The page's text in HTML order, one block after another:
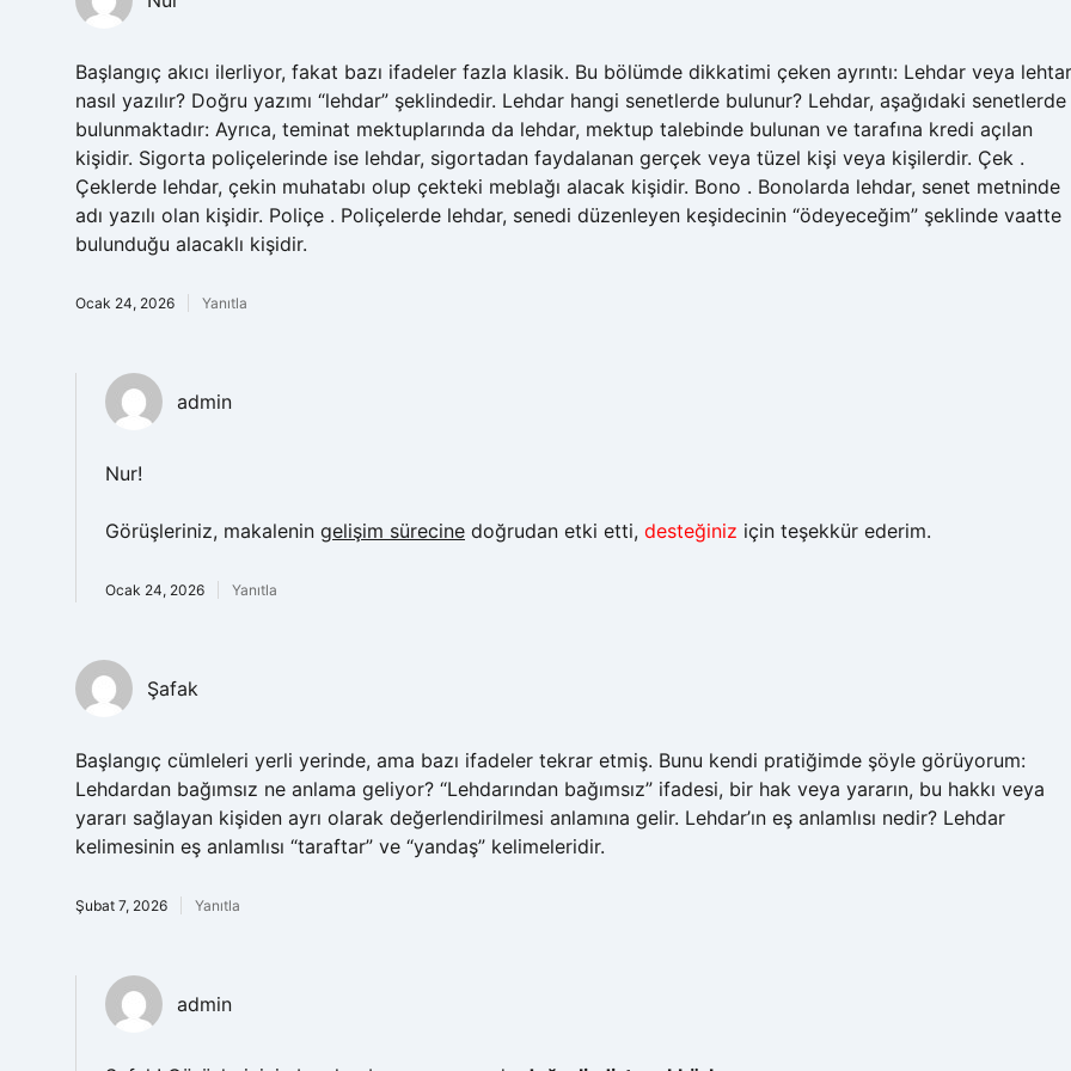
Başlangıç akıcı ilerliyor, fakat bazı ifadeler fazla klasik. Bu bölümde dikkatimi çeken ayrıntı: Lehdar veya lehtar
nasıl yazılır? Doğru yazımı “lehdar” şeklindedir. Lehdar hangi senetlerde bulunur? Lehdar, aşağıdaki senetlerde
bulunmaktadır: Ayrıca, teminat mektuplarında da lehdar, mektup talebinde bulunan ve tarafına kredi açılan
kişidir. Sigorta poliçelerinde ise lehdar, sigortadan faydalanan gerçek veya tüzel kişi veya kişilerdir. Çek .
Çeklerde lehdar, çekin muhatabı olup çekteki meblağı alacak kişidir. Bono . Bonolarda lehdar, senet metninde
adı yazılı olan kişidir. Poliçe . Poliçelerde lehdar, senedi düzenleyen keşidecinin “ödeyeceğim” şeklinde vaatte
bulunduğu alacaklı kişidir.
Ocak 24, 2026 Yanıtla
admin
Nur!
Görüşleriniz, makalenin gelişim sürecine doğrudan etki etti, desteğiniz için teşekkür ederim.
Ocak 24, 2026 Yanıtla
Şafak
Başlangıç cümleleri yerli yerinde, ama bazı ifadeler tekrar etmiş. Bunu kendi pratiğimde şöyle görüyorum:
Lehdardan bağımsız ne anlama geliyor? “Lehdarından bağımsız” ifadesi, bir hak veya yararın, bu hakkı veya
yararı sağlayan kişiden ayrı olarak değerlendirilmesi anlamına gelir. Lehdar’ın eş anlamlısı nedir? Lehdar
kelimesinin eş anlamlısı “taraftar” ve “yandaş” kelimeleridir.
Şubat 7, 2026 Yanıtla
admin